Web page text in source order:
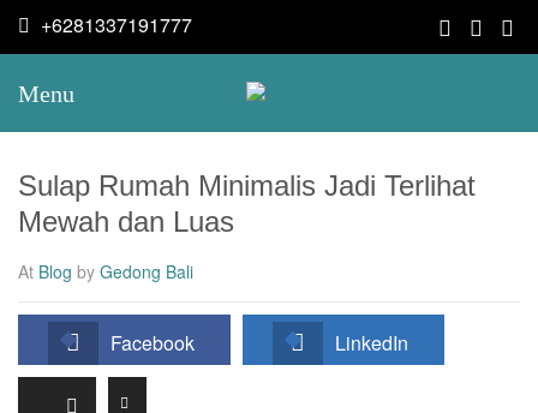
+6281337191777
Menu
Sulap Rumah Minimalis Jadi Terlihat
Mewah dan Luas
At Blog by Gedong Bali
Facebook LinkedIn